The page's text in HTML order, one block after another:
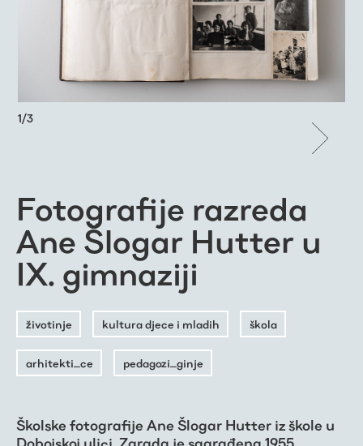
1/3
Fotografije razreda
Ane Šlogar Hutter u
IX. gimnaziji
životinje kultura djece i mladih škola
arhitekti_ce pedagozi_ginje
Školske fotografije Ane Šlogar Hutter iz škole u